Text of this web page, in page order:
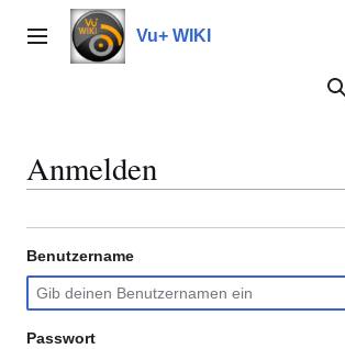
Inhalt
springenHauptmenü Vu+ WIKI
Anmelden
Benutzername
Passwort